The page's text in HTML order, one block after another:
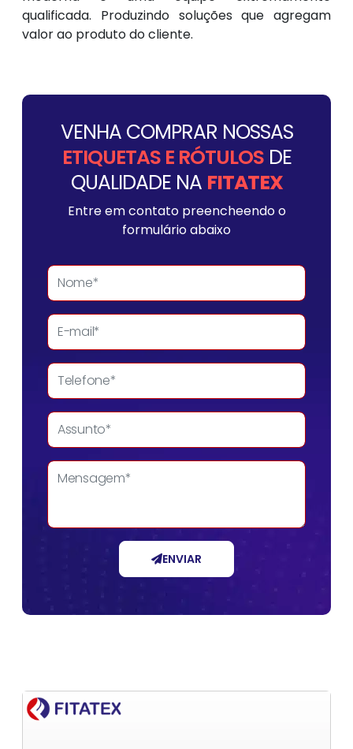
qualificada. Produzindo soluções que agregam
valor ao produto do cliente.
VENHA COMPRAR NOSSAS
ETIQUETAS E RÓTULOSDE
QUALIDADE NA FITATEX
Entre em contato preencheendo o
formulário abaixo
ENVIAR